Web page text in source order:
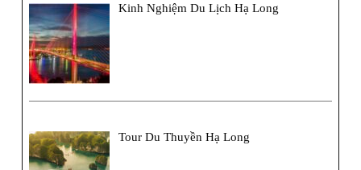
Kinh Nghiệm Du Lịch Hạ Long
Tour Du Thuyền Hạ Long